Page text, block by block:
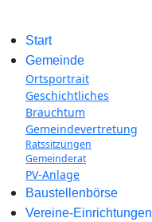
Start
Gemeinde
Ortsportrait
Geschichtliches
Brauchtum
Gemeindevertretung
Ratssitzungen
Gemeinderat
PV-Anlage
Baustellenbörse
Vereine-Einrichtungen